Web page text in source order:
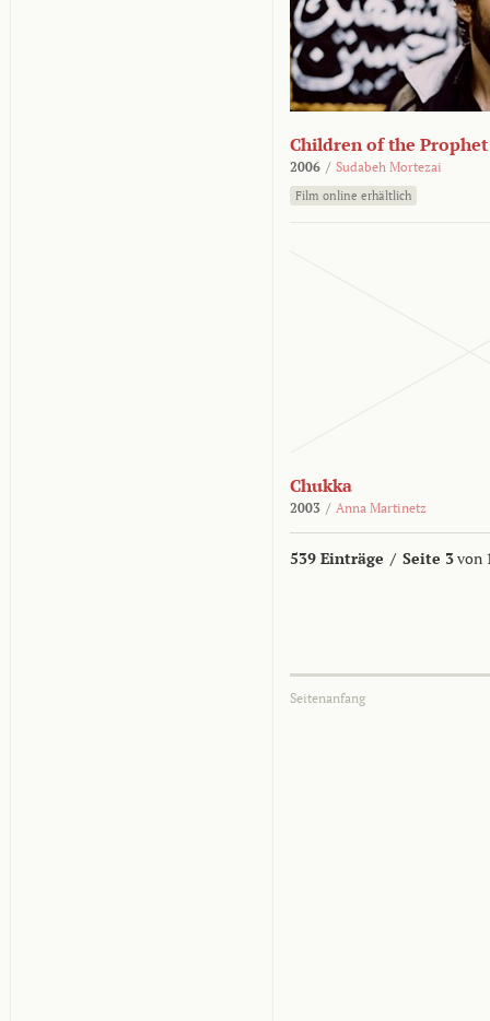
Children of the Prophet
2006 / Sudabeh Mortezai
Film online erhältlich
Chukka
2003 / Anna Martinetz
539 Einträge / Seite 3von
Seitenanfang